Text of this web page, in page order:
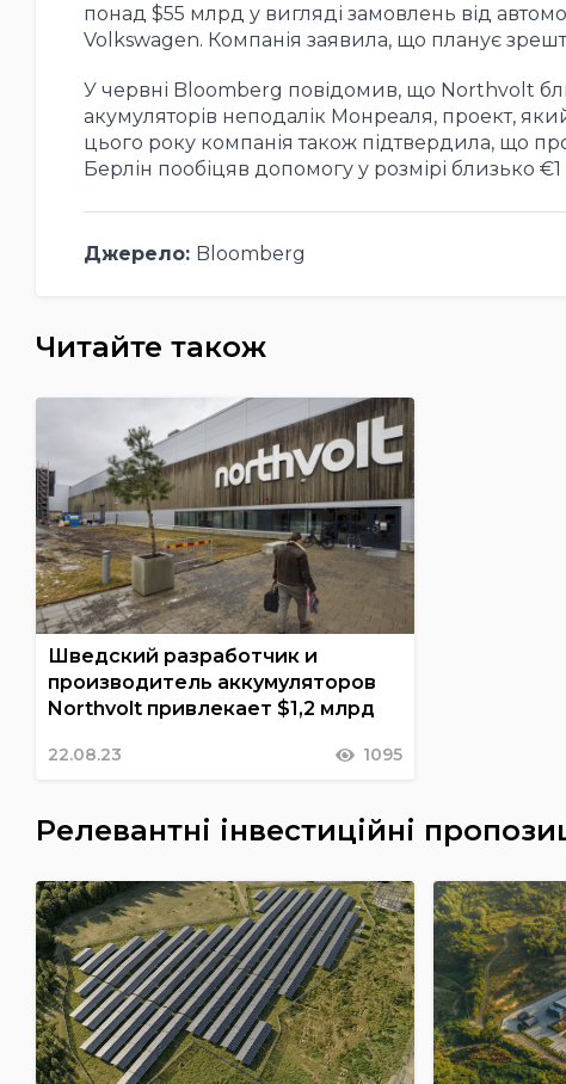
понад $55 млрд у вигляді замовлень від
Volkswagen. Компанія заявила, що планує
У червні Bloomberg повідомив, що Northvolt
акумуляторів неподалік Монреаля, проект,
цього року компанія також підтвердила, що
Берлін пообіцяв допомогу у розмірі близько
Джерело: Bloomberg
Читайте також
Шведский разработчик и
производитель аккумуляторов
Northvolt привлекает $1,2 млрд
22.08.23 1095
Релевантні інвестиційні